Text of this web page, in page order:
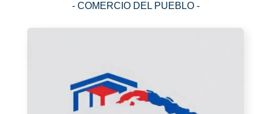
- COMERCIO DEL PUEBLO -